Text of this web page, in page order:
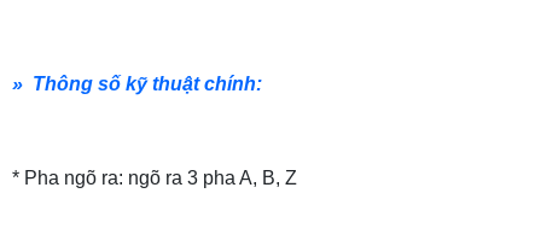
» Thông số kỹ thuật chính:
* Pha ngõ ra: ngõ ra 3 pha A, B, Z